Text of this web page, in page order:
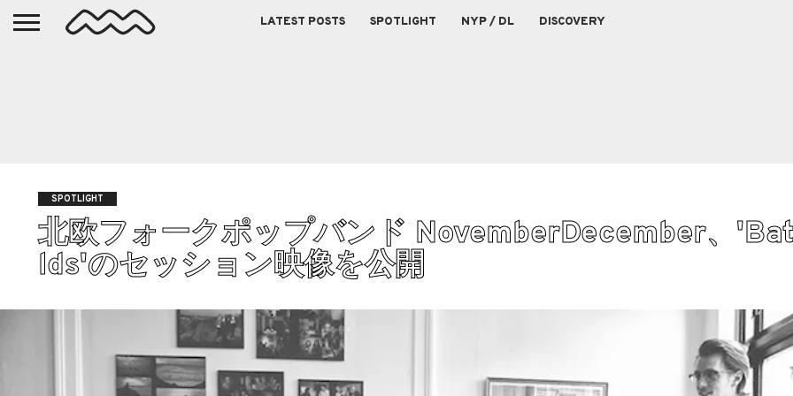
LATEST POSTS SPOTLIGHT NYP / DL DISCOVERY
SPOTLIGHT
北欧フォークポップバンド NovemberDecember、
lds'のセッション映像を公開